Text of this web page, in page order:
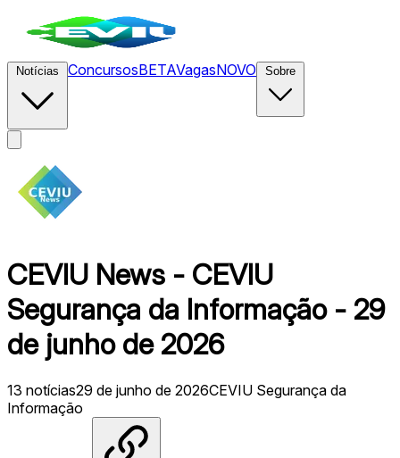
ConcursosBETAVagasNOVO
CEVIU News - CEVIU
Segurança da Informação - 29
de junho de 2026
13 notícias29 de junho de 2026CEVIU Segurança da
Informação